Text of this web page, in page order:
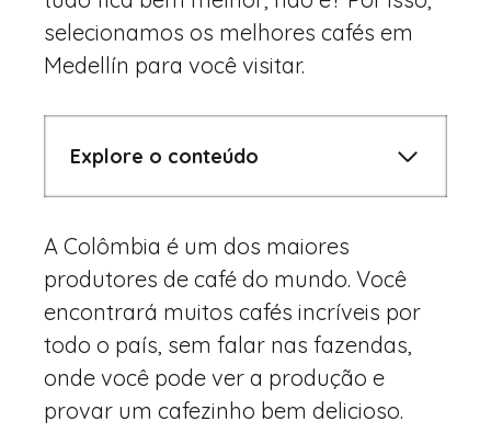
selecionamos os melhores cafés em
Medellín para você visitar.
Explore o conteúdo
A Colômbia é um dos maiores
produtores de café do mundo. Você
encontrará muitos cafés incríveis por
todo o país, sem falar nas fazendas,
onde você pode ver a produção e
provar um cafezinho bem delicioso.